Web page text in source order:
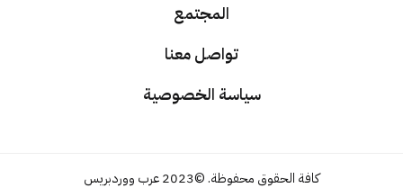
المجتمع
تواصل معنا
سياسة الخصوصية
كافة الحقوق محفوظة. ©2023 عرب ووردبريس